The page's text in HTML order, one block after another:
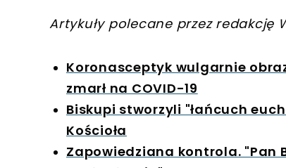
Artykuły polecane przez redakcję
Koronasceptyk wulgarnie
zmarł na COVID-19
Biskupi stworzyli "łańcuch
Kościoła
Zapowiedziana kontrola. "Pan